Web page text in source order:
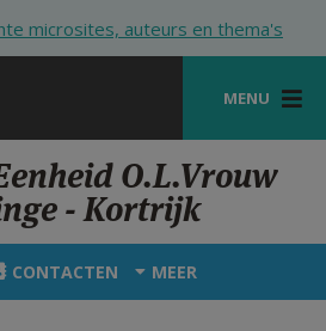
microsites, auteurs en thema's
MENU
O.L.Vrouw
- Kortrijk
CONTACTEN MEER